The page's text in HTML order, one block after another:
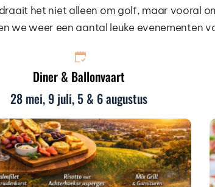
het niet alleen om golf, maar vooral
we weer een aantal leuke evenementen
Diner & Ballonvaart
28 mei, 9 juli, 5 & 6 augustus